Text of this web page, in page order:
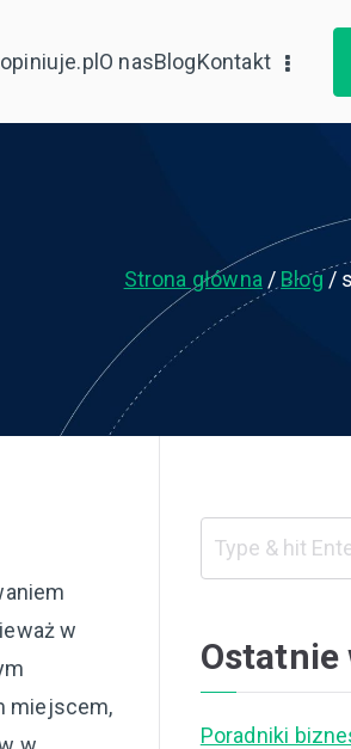
O nasBlogKontakt
Strona główna Blog
w
miejscem,
Ostatnie
Poradniki